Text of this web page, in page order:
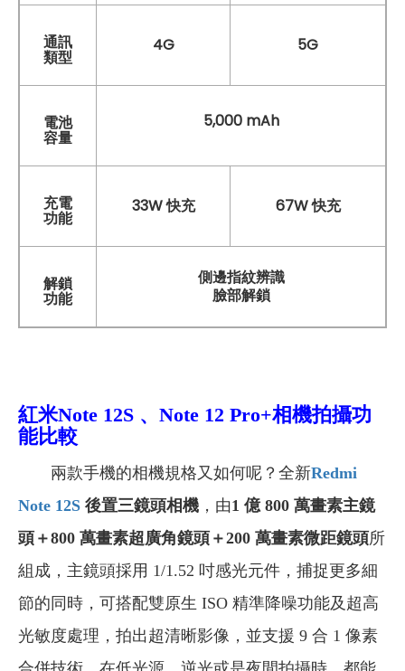
通訊
類型
4G 5G
電池
容量
5,000 mAh
充電
功能
33W 快充 67W 快充
解鎖
功能
側邊指紋辨識
臉部解鎖
紅米Note 12S 、Note 12 Pro+相機拍攝功
能比較
兩款手機的相機規格又如何呢？全新Redmi
Note 12S 後置三鏡頭相機 ，由1 億 800 萬畫素主鏡
頭＋800 萬畫素超廣角鏡頭＋200 萬畫素微距鏡頭所
組成，主鏡頭採用 1/1.52 吋感光元件，捕捉更多細
節的同時，可搭配雙原生 ISO 精準降噪功能及超高
光敏度處理，拍出超清晰影像，並支援 9 合 1 像素